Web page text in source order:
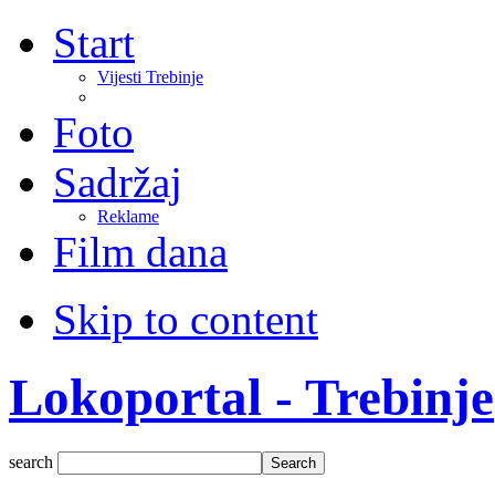
Start
Vijesti Trebinje
Foto
Sadržaj
Reklame
Film dana
Skip to content
Lokoportal - Trebinje
search